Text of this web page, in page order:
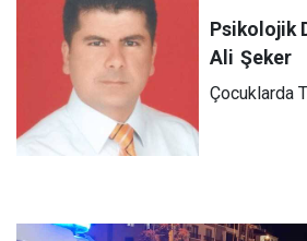
Psikolojik
Ali Şeker
Çocuklarda